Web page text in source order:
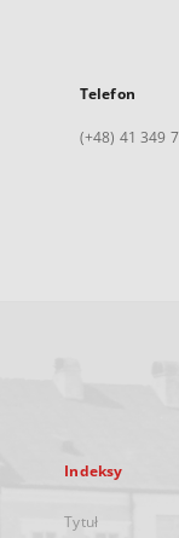
Telefon
(+48) 41 349
Indeksy
Tytuł